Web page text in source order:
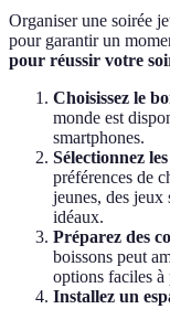
Organiser une soirée
pour garantir un
pour réussir votre
Choisissez le
monde est
smartphones.
Sélectionnez
préférences de
jeunes, des jeux
idéaux.
Préparez des
boissons peut
options faciles à
Installez un